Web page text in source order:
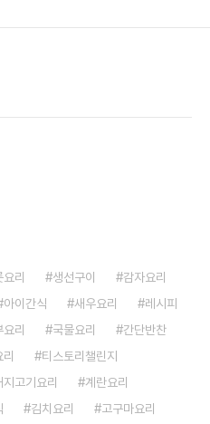
리 생선구이
감자요리
아이간식 새우요리
레시피
리 국물요리
간단반찬
티스토리챌린지
지고기요리
계란요리
김치요리 고구마요리